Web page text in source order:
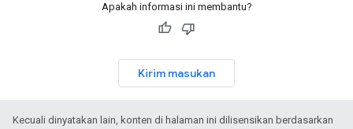
Apakah informasi ini membantu?
Kirim masukan
Kecuali dinyatakan lain, konten di halaman ini dilisensikan berdasarkan